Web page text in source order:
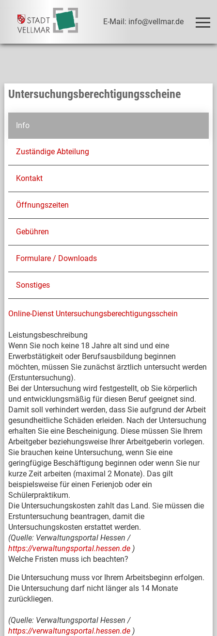
E-Mail: info@vellmar.de
Untersuchungsberechtigungsscheine
Info
Zuständige Abteilung
Kontakt
Öffnungszeiten
Gebühren
Formulare / Downloads
Sonstiges
Online-Dienst Untersuchungsberechtigungsschein
Leistungsbeschreibung
Wenn Sie noch keine 18 Jahre alt sind und eine
Erwerbstätigkeit oder Berufsausbildung beginnen
möchten, müssen Sie zunächst ärztlich untersucht werden
(Erstuntersuchung).
Bei der Untersuchung wird festgestellt, ob Sie körperlich
und entwicklungsmäßig für diesen Beruf geeignet sind.
Damit soll verhindert werden, dass Sie aufgrund der Arbeit
gesundheitliche Schäden erleiden. Nach der Untersuchung
erhalten Sie eine Bescheinigung. Diese müssen Sie Ihrem
Arbeitgeber beziehungsweise Ihrer Arbeitgeberin vorlegen.
Sie brauchen keine Untersuchung, wenn Sie eine
geringfügige Beschäftigung beginnen oder wenn Sie nur
kurze Zeit arbeiten (maximal 2 Monate). Das gilt
beispielsweise für einen Ferienjob oder ein
Schülerpraktikum.
Die Untersuchungskosten zahlt das Land. Sie müssen die
Erstuntersuchung beantragen, damit die
Untersuchungskosten erstattet werden.
(Quelle: Verwaltungsportal Hessen /
https://verwaltungsportal.hessen.de )
Welche Fristen muss ich beachten?
Die Untersuchung muss vor Ihrem Arbeitsbeginn erfolgen.
Die Untersuchung darf nicht länger als 14 Monate
zurückliegen.
(Quelle: Verwaltungsportal Hessen /
https://verwaltungsportal.hessen.de )